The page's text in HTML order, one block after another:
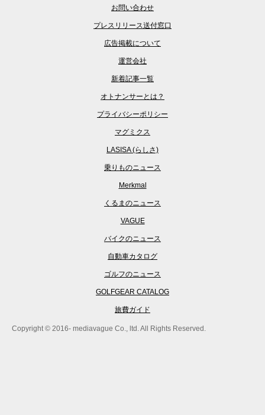
お問い合わせ
プレスリリース送付窓口
広告掲載について
運営会社
新着記事一覧
オトナンサーとは？
プライバシーポリシー
マグミクス
LASISA (らしさ)
乗りものニュース
Merkmal
くるまのニュース
VAGUE
バイクのニュース
自動車カタログ
ゴルフのニュース
GOLFGEAR CATALOG
旅費ガイド
Copyright © 2016- mediavague Co., ltd. All Rights Reserved.